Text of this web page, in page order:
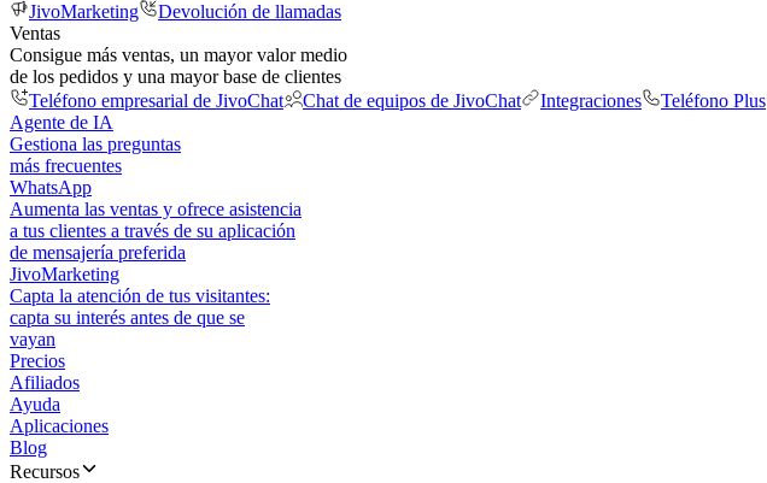
JivoMarketing
Devolución de llamadas
Ventas
Consigue más ventas, un mayor valor medio
de los pedidos y una mayor base de clientes
Teléfono empresarial de JivoChat
Chat de equipos de JivoChat Integraciones Teléfono Plus
Agente de IA
Gestiona las preguntas
más frecuentes
WhatsApp
Aumenta las ventas y ofrece asistencia
a tus clientes a través de su aplicación
de mensajería preferida
JivoMarketing
Capta la atención de tus visitantes:
capta su interés antes de que se
vayan
Precios
Afiliados
Ayuda
Aplicaciones
Blog
Recursos